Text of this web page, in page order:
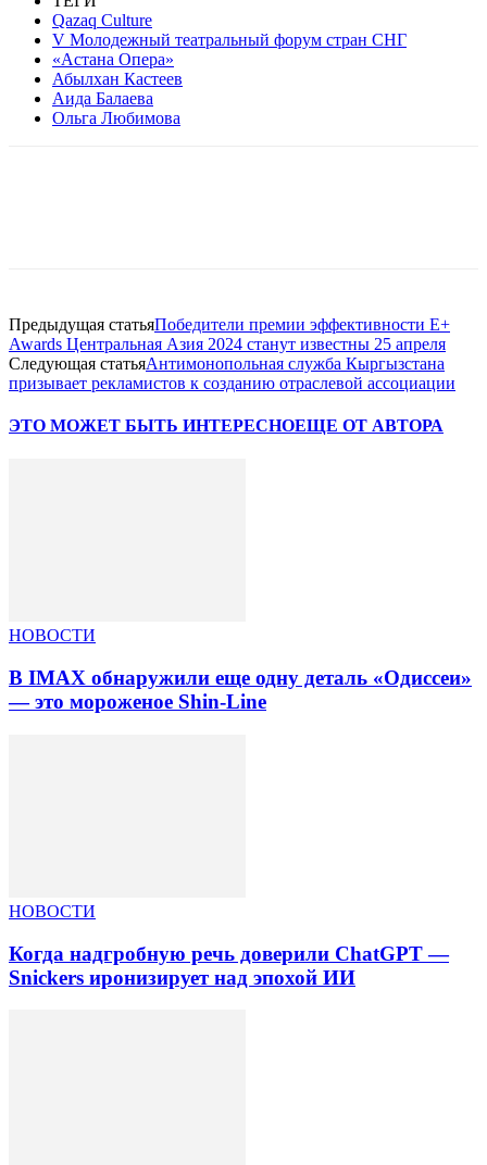
Qazaq Culture
V Молодежный театральный форум стран СНГ
«Астана Опера»
Абылхан Кастеев
Аида Балаева
Ольга Любимова
Предыдущая статьяПобедители премии эффективности E+
Awards Центральная Азия 2024 станут известны 25 апреля
Следующая статьяАнтимонопольная служба Кыргызстана
призывает рекламистов к созданию отраслевой ассоциации
ЭТО МОЖЕТ БЫТЬ ИНТЕРЕСНОЕЩЕ ОТ АВТОРА
НОВОСТИ
В IMAX обнаружили еще одну деталь «Одиссеи»
— это мороженое Shin-Line
НОВОСТИ
Когда надгробную речь доверили ChatGPT —
Snickers иронизирует над эпохой ИИ